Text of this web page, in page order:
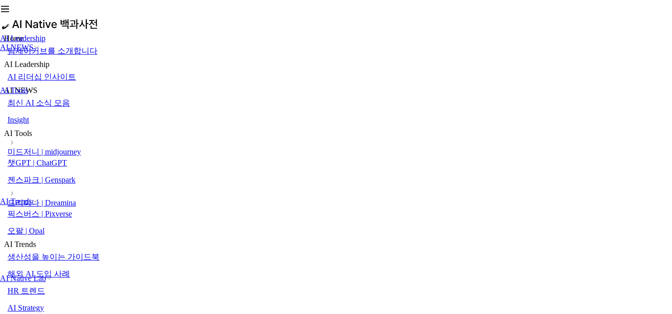
AI Leadership
AI NEWS
AI Tools
AI Trends
AI Native Lab
Home
팀제이커브를 소개합니다
AI Leadership
AI 리더십 인사이트
AI NEWS
최신 AI 소식 모음
Insight
AI Tools
미드저니 | midjourney
챗GPT | ChatGPT
젠스파크 | Genspark
드리미나 | Dreamina
픽스버스 | Pixverse
오팔 | Opal
AI Trends
생산성을 높이는 가이드북
해외 AI 도입 사례
HR 트렌드
AI Strategy